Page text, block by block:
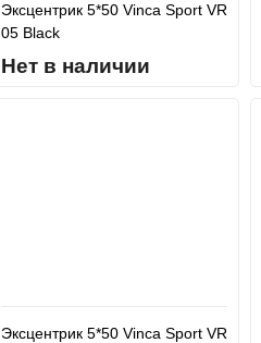
Эксцентрик 5*50 Vinca Sport VR
05 Black
Нет в наличии
Эксцентрик 5*50 Vinca Sport VR